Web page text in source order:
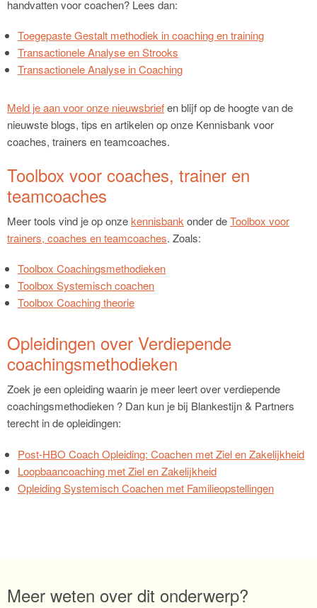
handvatten voor coachen? Lees dan:
Toegepaste Gestalt methodiek in coaching en training
Transactionele Analyse en Strooks
Transactionele Analyse in Coaching
Meld je aan voor onze nieuwsbriefen blijf op de hoogte van de
nieuwste blogs, tips en artikelen op onze Kennisbank voor
coaches, trainers en teamcoaches.
Toolbox voor coaches, trainer en
teamcoaches
Meer tools vind je op onzekennisbank onder deToolbox voor
trainers, coaches en teamcoaches. Zoals:
Toolbox Coachingsmethodieken
Toolbox Systemisch coachen
Toolbox Coaching theorie
Opleidingen over Verdiepende
coachingsmethodieken
Zoek je een opleiding waarin je meer leert over verdiepende
coachingsmethodieken ? Dan kun je bij Blankestijn & Partners
terecht in de opleidingen:
Post-HBO Coach Opleiding: Coachen met Ziel en Zakelijkheid
Loopbaancoaching met Ziel en Zakelijkheid
Opleiding Systemisch Coachen met Familieopstellingen
Meer weten over dit onderwerp?